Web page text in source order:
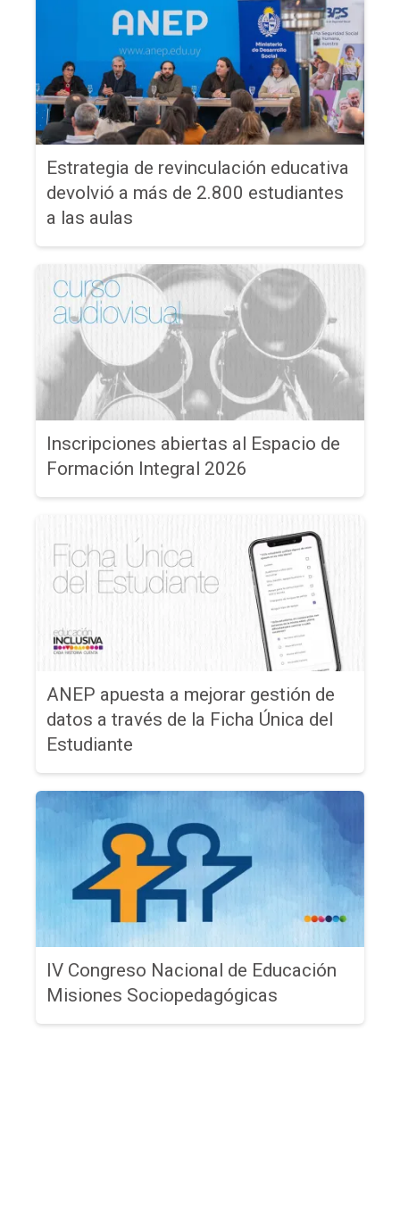
Estrategia de revinculación educativa
devolvió a más de 2.800 estudiantes
a las aulas
Inscripciones abiertas al Espacio de
Formación Integral 2026
ANEP apuesta a mejorar gestión de
datos a través de la Ficha Única del
Estudiante
IV Congreso Nacional de Educación
Misiones Sociopedagógicas